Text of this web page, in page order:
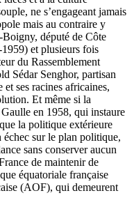
ne s’engageant jamais
mais au contraire y
député de Côte
et plusieurs fois
du Rassemblement
Sédar Senghor, partisan
et ses racines africaines,
Et même si la
en 1958, qui instaure
la politique extérieure
sur le plan politique,
sans conserver aucun
de maintenir de
équatoriale française
(AOF), qui demeurent